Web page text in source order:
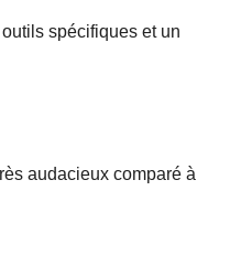
spécifiques et un
audacieux comparé à